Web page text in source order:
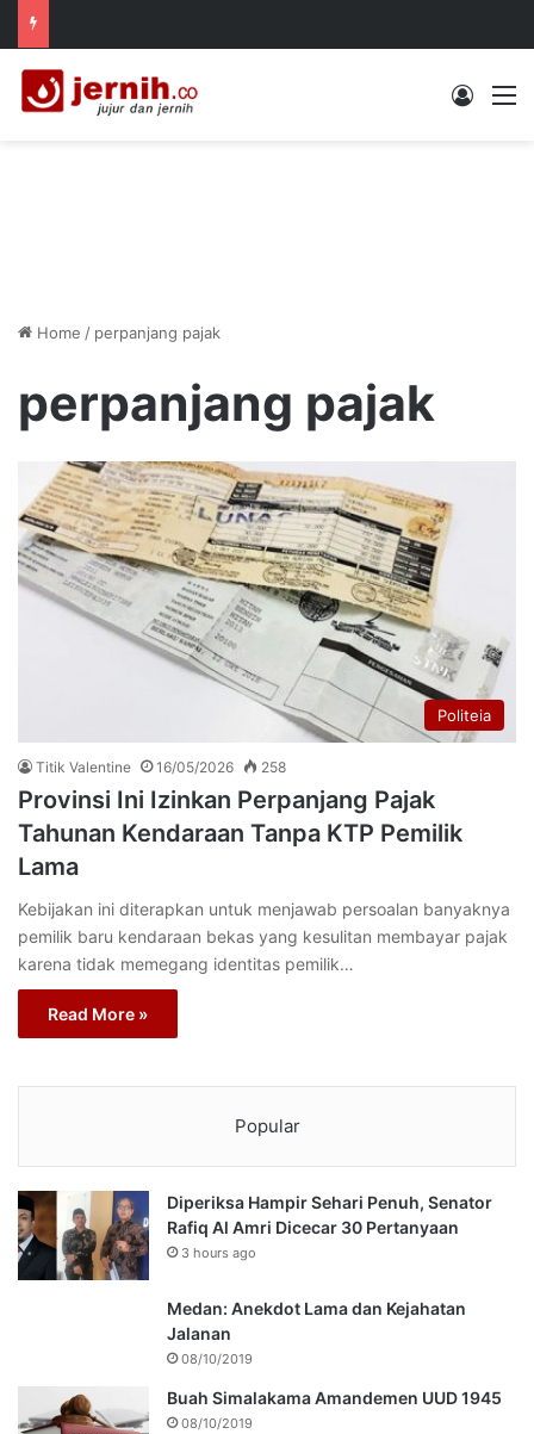
Log In
Home / perpanjang pajak
perpanjang pajak
Politeia
Titik Valentine 16/05/2026 258
Provinsi Ini Izinkan Perpanjang Pajak
Tahunan Kendaraan Tanpa KTP Pemilik
Lama
Kebijakan ini diterapkan untuk menjawab persoalan banyaknya
pemilik baru kendaraan bekas yang kesulitan membayar pajak
karena tidak memegang identitas pemilik…
Read More »
Popular
Diperiksa Hampir Sehari Penuh, Senator
Rafiq Al Amri Dicecar 30 Pertanyaan
3 hours ago
Medan: Anekdot Lama dan Kejahatan
Jalanan
08/10/2019
Buah Simalakama Amandemen UUD 1945
08/10/2019